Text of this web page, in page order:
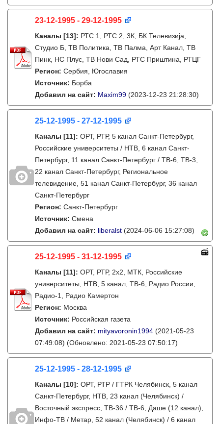
23-12-1995 - 29-12-1995
Каналы [13]: РТС 1, РТС 2, 3К, БК Телевизиja,
Студио Б, ТВ Политика, ТВ Палма, Арт Канал, ТВ
Пинк, НС Плус, ТВ Нови Сад, РТС Приштина, РТЦГ
Регион: Сербия, Югославия
Источник: Борба
Добавил на сайт: Maxim99 (2023-12-23 21:28:30)
25-12-1995 - 27-12-1995
Каналы [11]: ОРТ, РТР, 5 канал Санкт-Петербург,
Российские университеты / НТВ, 6 канал Санкт-
Петербург, 11 канал Санкт-Петербург / ТВ-6, ТВ-3,
22 канал Санкт-Петербург, Региональное
телевидение, 51 канал Санкт-Петербург, 36 канал
Санкт-Петербург
Регион: Санкт-Петербург
Источник: Смена
Добавил на сайт: liberalst (2024-06-06 15:27:08)
25-12-1995 - 31-12-1995
Каналы [11]: ОРТ, РТР, 2х2, МТК, Российские
университеты, НТВ, 5 канал, ТВ-6, Радио России,
Радио-1, Радио Камертон
Регион: Москва
Источник: Российская газета
Добавил на сайт: mityavoronin1994 (2021-05-23
07:49:08) (Обновлено: 2021-05-23 07:50:17)
25-12-1995 - 28-12-1995
Каналы [10]: ОРТ, РТР / ГТРК Челябинск, 5 канал
Санкт-Петербург, НТВ, 23 канал (Челябинск) /
Восточный экспресс, ТВ-36 / ТВ-6, Даше (12 канал),
Инфо-ТВ / Метар, 52 канал (Челябинск) / 6 канал